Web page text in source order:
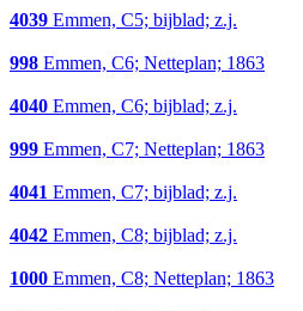
4039 Emmen, C5; bijblad; z.j.
998 Emmen, C6; Netteplan; 1863
4040 Emmen, C6; bijblad; z.j.
999 Emmen, C7; Netteplan; 1863
4041 Emmen, C7; bijblad; z.j.
4042 Emmen, C8; bijblad; z.j.
1000 Emmen, C8; Netteplan; 1863